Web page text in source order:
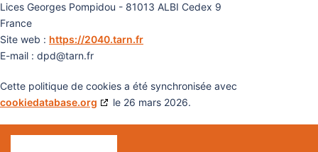
Lices Georges Pompidou - 81013 ALBI Cedex 9
France
Site web : https://2040.tarn.fr
E-mail : dpd@tarn.fr
Cette politique de cookies a été synchronisée avec
cookiedatabase.org
le 26 mars 2026.